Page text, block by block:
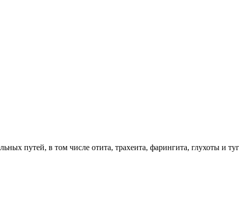
путей, в том числе отита, трахеита, фарингита, глухоты и